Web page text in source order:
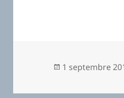
Publié
1 septembre